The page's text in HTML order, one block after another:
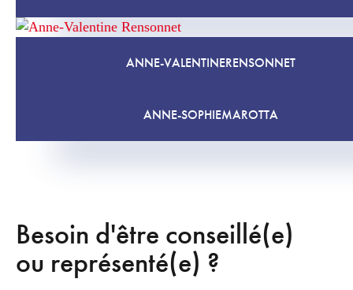
ANNE-VALENTINERENSONNET
ANNE-SOPHIEMAROTTA
Besoin d'être conseillé(e)
ou représenté(e) ?